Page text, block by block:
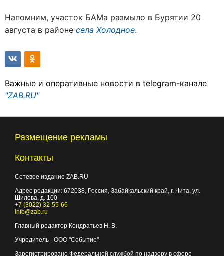
Напомним, участок БАМа размыло в Бурятии 20
августа в районе села Холодное.
Важные и оперативные новости в telegram-канале
"ZAB.RU"
Размещение рекламы
Контакты
Сетевое издание ZAB.RU
Адрес редакции: 672038 , Россия, Забайкальский край, г. Чита ул.
Шилова, д. 100
+7 (3022) 32-55-66
info@zab.ru
Главный редактор Кондратьев Н. В.
Учредитель - ООО "Событие"
Зарегистрировано Федеральной службой по надзору в сфере